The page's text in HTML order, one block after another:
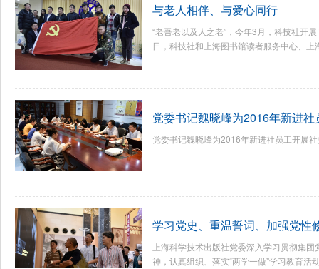
与老人相伴、与爱心同行
“老吾老以及人之老”，今年3月，科技社开
日，科技社和上海图书馆读者服务中心、上
党委书记魏晓峰为2016年新进
党委书记魏晓峰为2016年新进社员工开展
学习党史、重温誓词、加强党性
上海科学技术出版社党委深入学习贯彻集
神，认真组织、落实“两学一做”学习教育活